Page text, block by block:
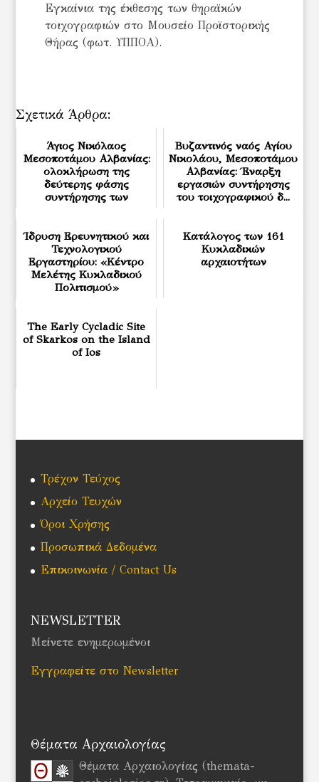
Εγκαίνια της έκθεσης των θηραϊκών
τοιχογραφιών στο Μουσείο Προϊστορικής
Θήρας (φωτ. ΥΠΠΟΑ).
Σχετικά Άρθρα:
Άγιος Νικόλαος
Μεσοποτάμου Αλβανίας:
ολοκλήρωση της
δεύτερης φάσης
συντήρησης των
Βυζαντινός ναός Αγίου
Νικολάου, Μεσοποτάμου
Αλβανίας: Έναρξη
εργασιών συντήρησης
του τοιχογραφικού δ...
Ίδρυση Ερευνητικού και
Τεχνολογικού
Εργαστηρίου: «Κέντρο
Μελέτης Κυκλαδικού
Πολιτισμού»
Κατάλογος των 161
Κυκλαδικών
αρχαιοτήτων
The Early Cycladic Site
of Skarkos on the Island
of Ios
Τρέχον Τεύχος
Αρχείο Τευχών
Όροι Χρήσης
Προσωπικά Δεδομένα
Επικοινωνία / Contact Us
NEWSLETTER
Μείνετε ενημερωμένοι
Εγγραφείτε στο Newsletter
Θέματα Αρχαιολογίας
Θέματα Αρχαιολογίας (themata-